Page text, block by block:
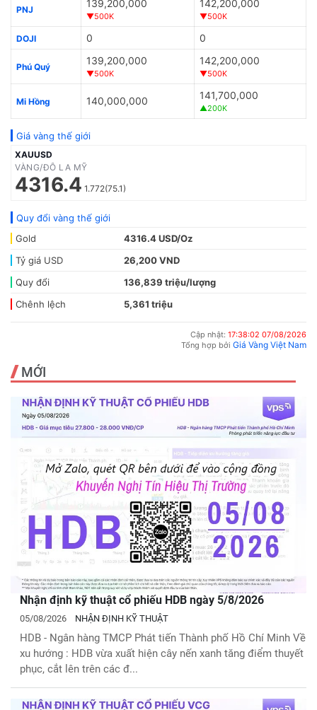
PNJ
139,200,000
▼500K
142,200,000
▼500K
DOJI 0 0
Phú Quý
139,200,000
▼500K
142,200,000
▼500K
Mi Hồng 140,000,000 141,700,000
▲200K
Giá vàng thế giới
XAUUSD
VÀNG/ĐÔ LA MỸ
4316.4 1.772(75.1)
Quy đổi vàng thế giới
Gold
4316.4 USD/Oz
Tỷ giá USD
26,200 VND
Quy đổi
136,839 triệu/lượng
Chênh lệch
5,361 triệu
Cập nhật: 17:38:02 07/08/2026
Tổng hợp bởi Giá Vàng Việt Nam
MỚI
Nhận định kỹ thuật cổ phiếu HDB ngày 5/8/2026
05/08/2026 NHẬN ĐỊNH KỸ THUẬT
HDB - Ngân hàng TMCP Phát tiến Thành phố Hồ Chí Minh Về
xu hướng : HDB vừa xuất hiện cây nến xanh tăng điểm thuyết
phục, cắt lên trên các đ...